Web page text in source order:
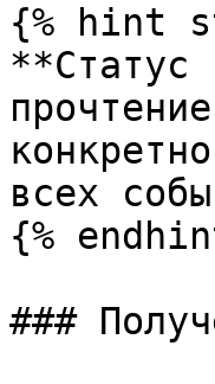
{% hint
**Статус
всех
{%
###